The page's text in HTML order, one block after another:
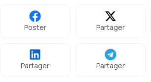
Poster Partager
Partager Partager